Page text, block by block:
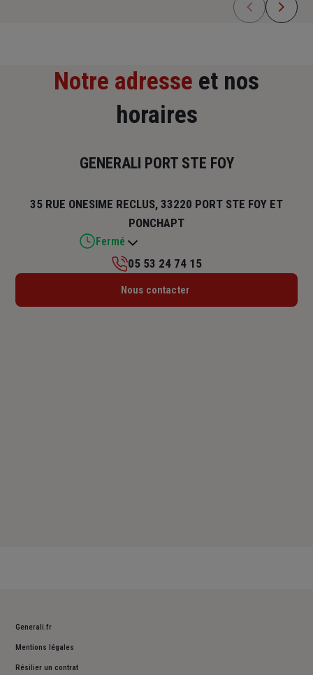
Notre adresse et nos
horaires
GENERALI PORT STE FOY
35 RUE ONESIME RECLUS, 33220 PORT STE FOY ET
PONCHAPT
Fermé
Lundi : Fermé
05 53 24 74 15
Nous contacter
Generali.fr
Mentions légales
Résilier un contrat